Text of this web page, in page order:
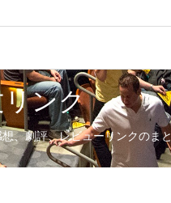
ンク
、劇評、レビューリンクのま